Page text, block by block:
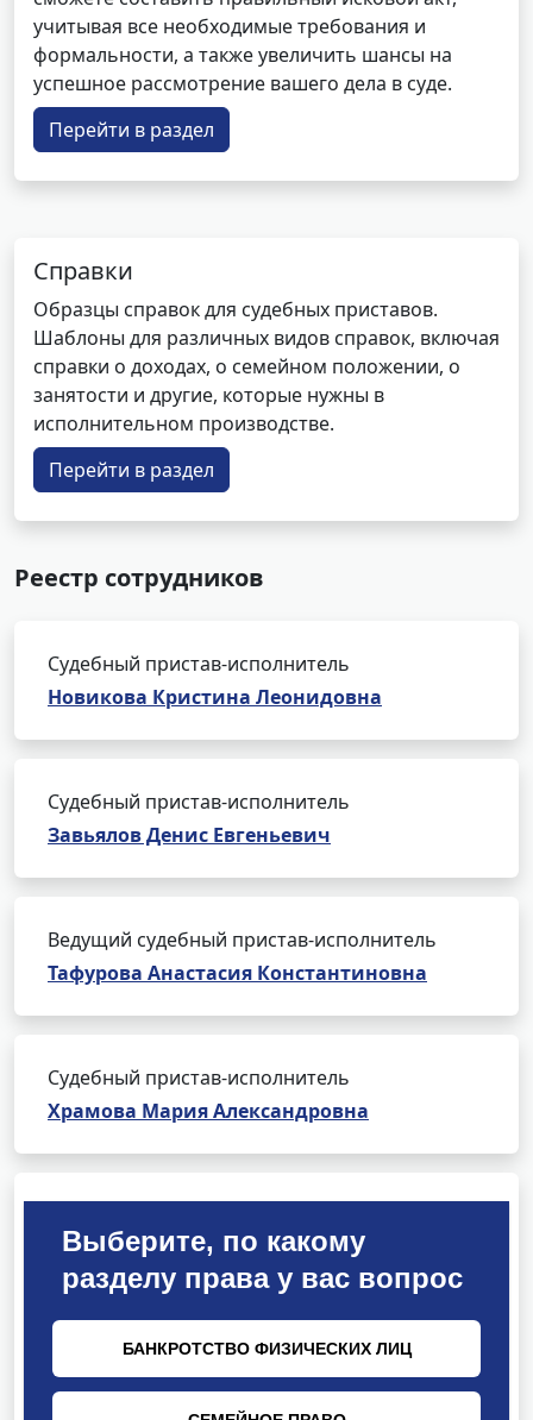
учитывая все необходимые требования и
формальности, а также увеличить шансы на
успешное рассмотрение вашего дела в суде.
Перейти в раздел
Справки
Образцы справок для судебных приставов.
Шаблоны для различных видов справок, включая
справки о доходах, о семейном положении, о
занятости и другие, которые нужны в
исполнительном производстве.
Перейти в раздел
Реестр сотрудников
Судебный пристав-исполнитель
Новикова Кристина Леонидовна
Судебный пристав-исполнитель
Завьялов Денис Евгеньевич
Ведущий судебный пристав-исполнитель
Тафурова Анастасия Константиновна
Судебный пристав-исполнитель
Храмова Мария Александровна